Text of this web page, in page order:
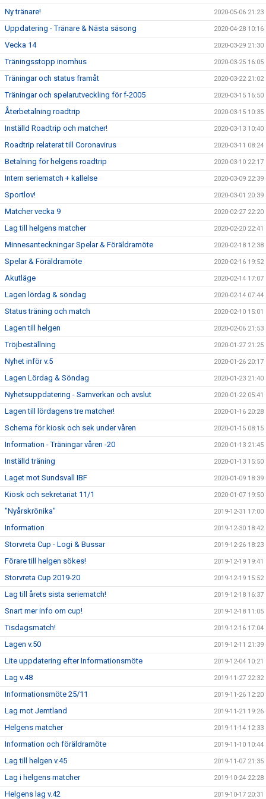
Ny tränare! 2020-05-06 21:23
Uppdatering - Tränare & Nästa säsong 2020-04-28 10:16
Vecka 14 2020-03-29 21:30
Träningsstopp inomhus 2020-03-25 16:05
Träningar och status framåt 2020-03-22 21:02
Träningar och spelarutveckling för f-2005 2020-03-15 16:50
Återbetalning roadtrip 2020-03-15 10:35
Inställd Roadtrip och matcher! 2020-03-13 10:40
Roadtrip relaterat till Coronavirus 2020-03-11 08:24
Betalning för helgens roadtrip 2020-03-10 22:17
Intern seriematch + kallelse 2020-03-09 22:39
Sportlov! 2020-03-01 20:39
Matcher vecka 9 2020-02-27 22:20
Lag till helgens matcher 2020-02-20 22:41
Minnesanteckningar Spelar & Föräldramöte 2020-02-18 12:38
Spelar & Föräldramöte 2020-02-16 19:52
Akutläge 2020-02-14 17:07
Lagen lördag & söndag 2020-02-14 07:44
Status träning och match 2020-02-10 15:01
Lagen till helgen 2020-02-06 21:53
Tröjbeställning 2020-01-27 21:25
Nyhet inför v.5 2020-01-26 20:17
Lagen Lördag & Söndag 2020-01-23 21:40
Nyhetsuppdatering - Samverkan och avslut 2020-01-22 05:41
Lagen till lördagens tre matcher! 2020-01-16 20:28
Schema för kiosk och sek under våren 2020-01-15 08:15
Information - Träningar våren -20 2020-01-13 21:45
Inställd träning 2020-01-13 15:50
Laget mot Sundsvall IBF 2020-01-09 18:39
Kiosk och sekretariat 11/1 2020-01-07 19:50
"Nyårskrönika" 2019-12-31 17:00
Information 2019-12-30 18:42
Storvreta Cup - Logi & Bussar 2019-12-26 18:23
Förare till helgen sökes! 2019-12-19 19:41
Storvreta Cup 2019-20 2019-12-19 15:52
Lag till årets sista seriematch! 2019-12-18 16:37
Snart mer info om cup! 2019-12-18 11:05
Tisdagsmatch! 2019-12-16 17:04
Lagen v.50 2019-12-11 21:39
Lite uppdatering efter Informationsmöte 2019-12-04 10:21
Lag v.48 2019-11-27 22:32
Informationsmöte 25/11 2019-11-26 12:20
Lag mot Jemtland 2019-11-21 19:26
Helgens matcher 2019-11-14 12:33
Information och föräldramöte 2019-11-10 10:44
Lag till helgen v.45 2019-11-07 21:35
Lag i helgens matcher 2019-10-24 22:28
Helgens lag v.42 2019-10-17 20:31